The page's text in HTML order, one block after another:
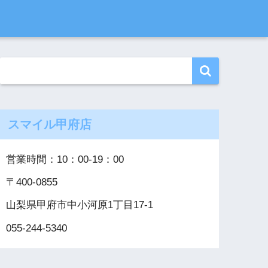
スマイル甲府店
営業時間：10：00‐19：00
〒400-0855
山梨県甲府市中小河原1丁目17-1
055-244-5340